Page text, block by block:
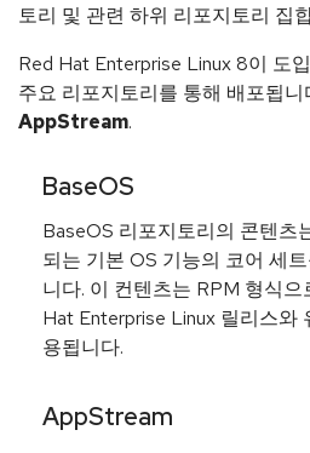
토리 및 관련 하위 리포지토리 집
Red Hat Enterprise Linux 8이 도
주요 리포지토리를 통해 배포됩니
AppStream.
BaseOS
BaseOS 리포지토리의 콘텐츠
되는 기본 OS 기능의 코어 세
니다. 이 컨텐츠는 RPM 형식
Hat Enterprise Linux 릴리스와
용됩니다.
AppStream